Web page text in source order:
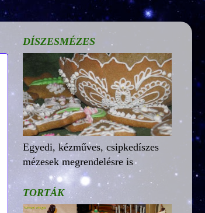
DÍSZESMÉZES
Egyedi, kézműves, csipkedíszes
mézesek megrendelésre is
TORTÁK